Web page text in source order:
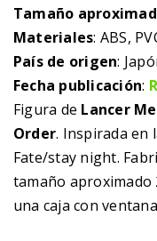
Tamaño
Materiales: ABS,
País de origen:
Fecha publicación:
Figura de Lancer
Order. Inspirada en
Fate/stay night.
tamaño aproximado
una caja con